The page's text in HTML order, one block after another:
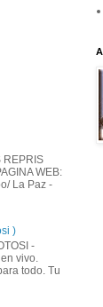
REPRIS
WEB:
La Paz -
)
-
vivo.
todo. Tu